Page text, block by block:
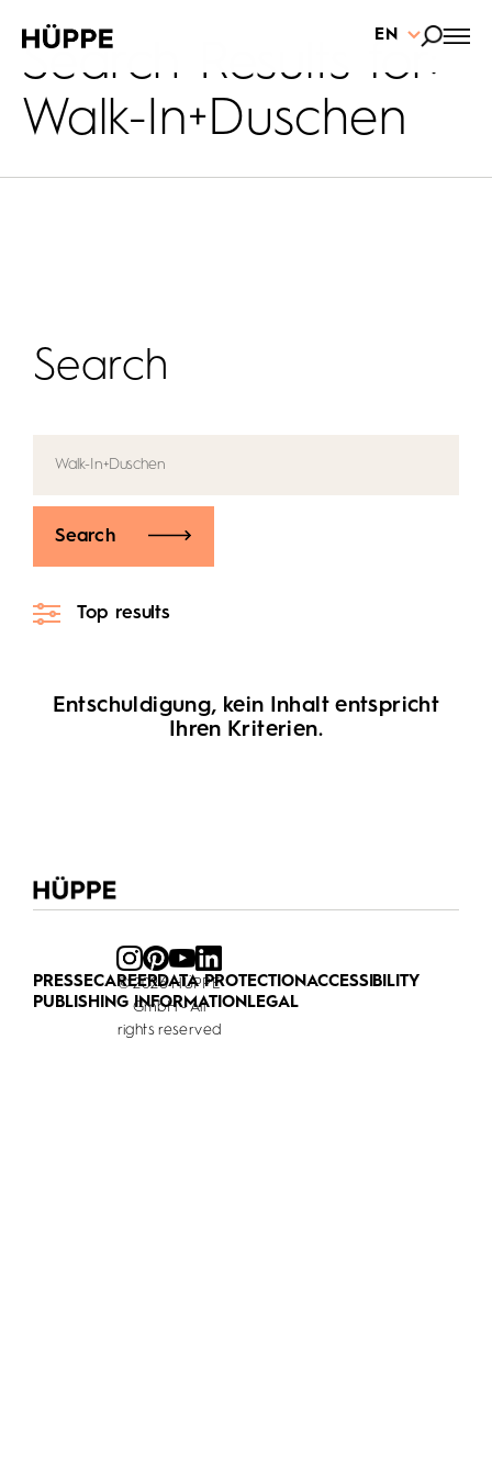
EN
Search Results for:
Walk-In+Duschen
Search
Search
Top results
Entschuldigung, kein Inhalt entspricht
Ihren Kriterien.
PRESSECAREERDATA PROTECTIONACCESSIBILITY
PUBLISHING INFORMATIONLEGAL
© 2026 HÜPPE
GmbH - All
rights reserved